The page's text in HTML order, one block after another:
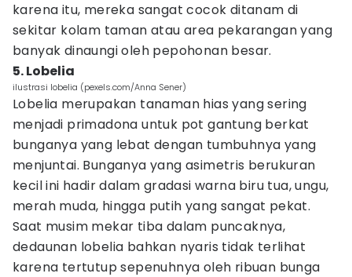
karena itu, mereka sangat cocok ditanam di
sekitar kolam taman atau area pekarangan yang
banyak dinaungi oleh pepohonan besar.
5. Lobelia
ilustrasi lobelia (pexels.com/Anna Sener)
Lobelia merupakan tanaman hias yang sering
menjadi primadona untuk pot gantung berkat
bunganya yang lebat dengan tumbuhnya yang
menjuntai. Bunganya yang asimetris berukuran
kecil ini hadir dalam gradasi warna biru tua, ungu,
merah muda, hingga putih yang sangat pekat.
Saat musim mekar tiba dalam puncaknya,
dedaunan lobelia bahkan nyaris tidak terlihat
karena tertutup sepenuhnya oleh ribuan bunga